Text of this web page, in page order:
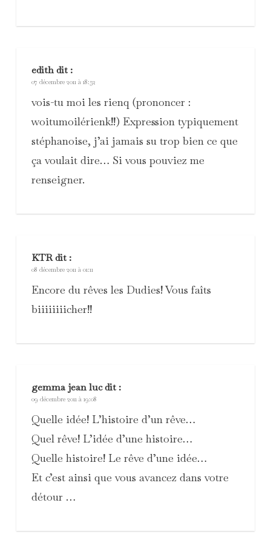
edithdit :
07 décembre 2011 à 18:52
vois-tu moi les rienq (prononcer :
woitumoilérienk!!) Expression typiquement
stéphanoise, j’ai jamais su trop bien ce que
ça voulait dire… Si vous pouviez me
renseigner.
KTRdit :
08 décembre 2011 à 01:11
Encore du rêves les Dudies! Vous faîts
biiiiiiiicher!!
gemma jean lucdit :
09 décembre 2011 à 19:08
Quelle idée! L’histoire d’un rêve…
Quel rêve! L’idée d’une histoire…
Quelle histoire! Le rêve d’une idée…
Et c’est ainsi que vous avancez dans votre
détour …